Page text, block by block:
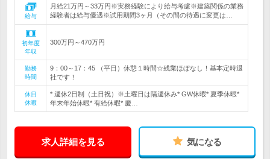
給与
月給21万円～33万円※実務経験により給与考慮※建築関係の業務
経験者は給与優遇※試用期間3ヶ月（その間の待遇に変更は…
初年度
年収
300万円～470万円
勤務
時間
9：00～17：45 （平日）休憩１時間☆残業ほぼなし！基本定時退
社です！
休日
休暇
* 週休2日制（土日祝）※土曜日は隔週休み* GW休暇* 夏季休暇*
年末年始休暇* 有給休暇* 慶…
求人詳細を見る 気になる